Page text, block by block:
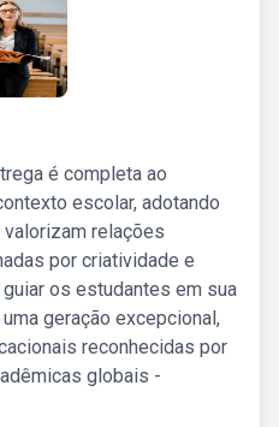
é completa ao
escolar, adotando
relações
por criatividade e
os estudantes em sua
geração excepcional,
reconhecidas por
globais -